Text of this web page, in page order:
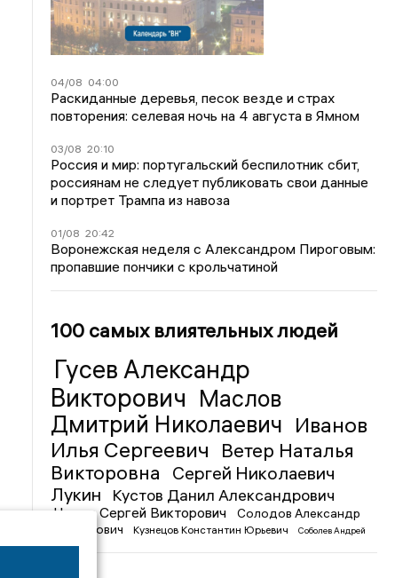
04/08 04:00
Раскиданные деревья, песок везде и страх
повторения: селевая ночь на 4 августа в Ямном
03/08 20:10
Россия и мир: португальский беспилотник сбит,
россиянам не следует публиковать свои данные
и портрет Трампа из навоза
01/08 20:42
Воронежская неделя с Александром Пироговым:
пропавшие пончики с крольчатиной
100 самых влиятельных людей
Гусев Александр
Викторович Маслов
Дмитрий Николаевич Иванов
Илья Сергеевич
Ветер Наталья
Викторовна
Сергей Николаевич
Лукин
Кустов Данил Александрович
Чижов Сергей Викторович
Солодов Александр
Михайлович
Кузнецов Константин Юрьевич
Соболев Андрей
Иванович